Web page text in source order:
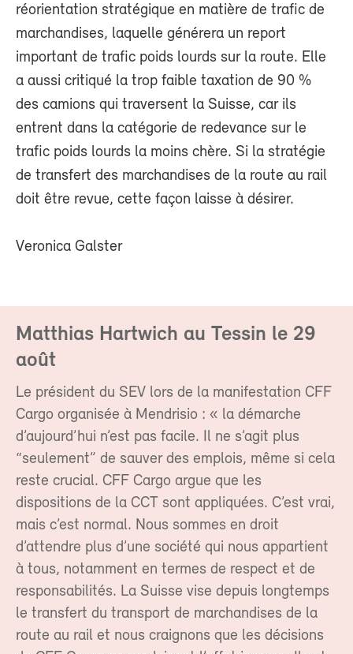
réorientation stratégique en matière de trafic de
marchandises, laquelle générera un report
important de trafic poids lourds sur la route. Elle
a aussi critiqué la trop faible taxation de 90 %
des camions qui traversent la Suisse, car ils
entrent dans la catégorie de redevance sur le
trafic poids lourds la moins chère. Si la stratégie
de transfert des marchandises de la route au rail
doit être revue, cette façon laisse à désirer.
Veronica Galster
Matthias Hartwich au Tessin le 29
août
Le président du SEV lors de la manifestation CFF
Cargo organisée à Mendrisio : « la démarche
d’aujourd’hui n’est pas facile. Il ne s’agit plus
“seulement” de sauver des emplois, même si cela
reste crucial. CFF Cargo argue que les
dispositions de la CCT sont appliquées. C’est vrai,
mais c’est normal. Nous sommes en droit
d’attendre plus d’une société qui nous appartient
à tous, notamment en termes de respect et de
responsabilités. La Suisse vise depuis longtemps
le transfert du transport de marchandises de la
route au rail et nous craignons que les décisions